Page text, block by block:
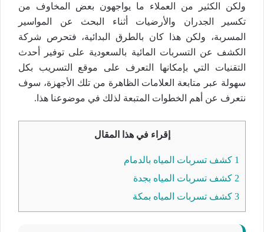
ولكن الكثير من العملاء ما يواجهون بعض المخاوف من
تكسير الجدران والأرضيات أثناء البحث عن المواسير
المسربة، ولكن هذا كان بالطرق البدائية، فتحرص شركة
الكشف عن التسربات المائية بالسعودية على توفير أحدث
التقنيات التي بإمكانها التعرف على موقع التسريب بكل
سهولة عبر متابعة العلامات الظاهرة من تلك الأجهزة، سوف
نتعرف عن أهم الخطوات المتبعة لذلك في موضوعنا هذا.
إقراء في هذا المقال
1 كشف تسربات المياه بالدمام
2 كشف تسربات المياه بجدة
3 كشف تسربات المياه بمكة